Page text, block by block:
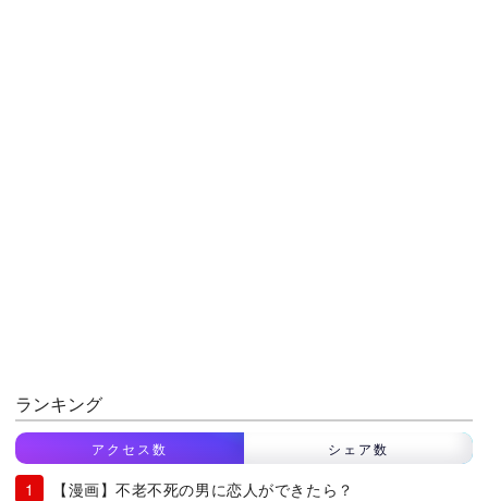
ランキング
アクセス数 シェア数
【漫画】不老不死の男に恋人ができたら？